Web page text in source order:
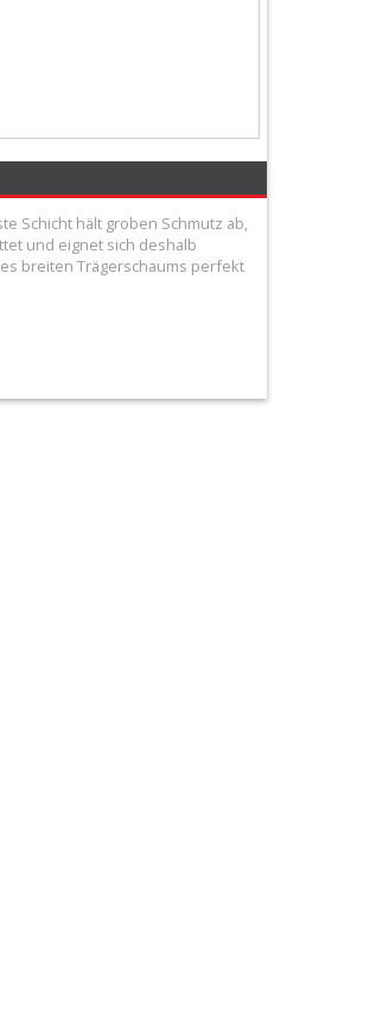
Schicht hält groben Schmutz ab,
und eignet sich deshalb
breiten Trägerschaums perfekt